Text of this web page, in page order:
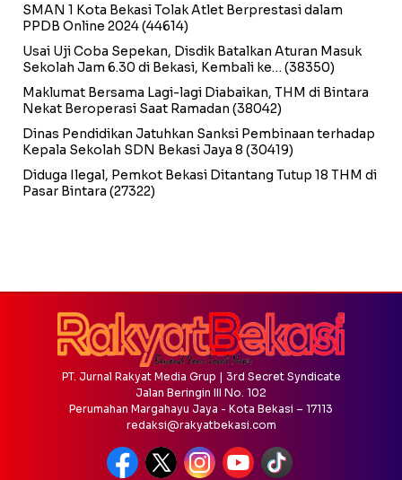
SMAN 1 Kota Bekasi Tolak Atlet Berprestasi dalam
PPDB Online 2024(44614)
Usai Uji Coba Sepekan, Disdik Batalkan Aturan Masuk
Sekolah Jam 6.30 di Bekasi, Kembali ke… (38350)
Maklumat Bersama Lagi-lagi Diabaikan, THM di Bintara
Nekat Beroperasi Saat Ramadan (38042)
Dinas Pendidikan Jatuhkan Sanksi Pembinaan terhadap
Kepala Sekolah SDN Bekasi Jaya 8 (30419)
Diduga Ilegal, Pemkot Bekasi Ditantang Tutup 18 THM di
Pasar Bintara (27322)
PT. Jurnal Rakyat Media Grup | 3rd Secret Syndicate
Jalan Beringin III No. 102
Perumahan Margahayu Jaya - Kota Bekasi – 17113
redaksi@rakyatbekasi.com